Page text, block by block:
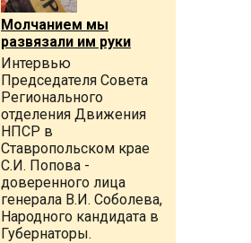
Молчанием мы
развязали им руки
Интервью
Председателя Совета
Регионального
отделения Движения
НПСР в
Ставропольском крае
С.И. Попова -
доверенного лица
генерала В.И. Соболева,
Народного кандидата в
Губернаторы.